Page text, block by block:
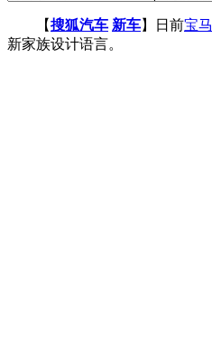
【搜狐汽车 新车】日前宝马
新家族设计语言。